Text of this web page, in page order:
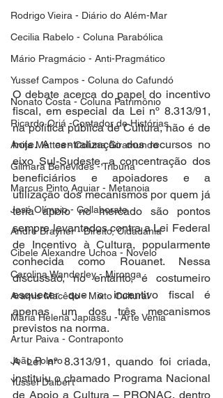
Rodrigo Vieira - Diário do Além-Mar
Cecilia Rabelo - Coluna Parabólica
Mário Pragmácio - Anti-Pragmático
Yussef Campos - Coluna do Cafundó
Nonato Costa - Coluna Patrimônio
Ricardo Oriá -Contador de Histórias
Anita Mattes - Coluna Giramundo
Gilmara Benevides - Tribuna
Marcus Pinto Aguiar - Metanoia
José Olímpio - Collaborate
André Brayner - Direito, Cidadania
Cibele Alexandre Uchoa - Novelo
Carolina Wanderley - Mironga
Aramis Macêdo - Mixto Cultural
Maria Helena Japiassu - Arte Venia
Artur Paiva - Contraponto
João Polaro
Yussef Daibert
O debate acerca do papel do incentivo
fiscal, em especial da Lei nº 8.313/91,
na política pública de Cultura, não é de
hoje. A centralização dos recursos no
eixo Sul-Sudeste, a concentração dos
beneficiários e apoiadores e a
utilização dos mecanismos por quem já
teria apoio no mercado são pontos
sempre levantados contra a Lei Federal
de Incentivo à Cultura, popularmente
conhecida como Rouanet. Nessa
discussão, no entanto, é costumeiro
esquecer que o incentivo fiscal é
apenas um dos três mecanismos
previstos na norma.
A Lei nº 8.313/91, quando foi criada,
instituiu o chamado Programa Nacional
de Apoio a Cultura – PRONAC, dentro